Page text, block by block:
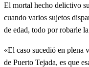
El mortal hecho delictivo
cuando varios sujetos
de edad, todo por robarle
«El caso sucedió en plena
de Puerto Tejada, es que